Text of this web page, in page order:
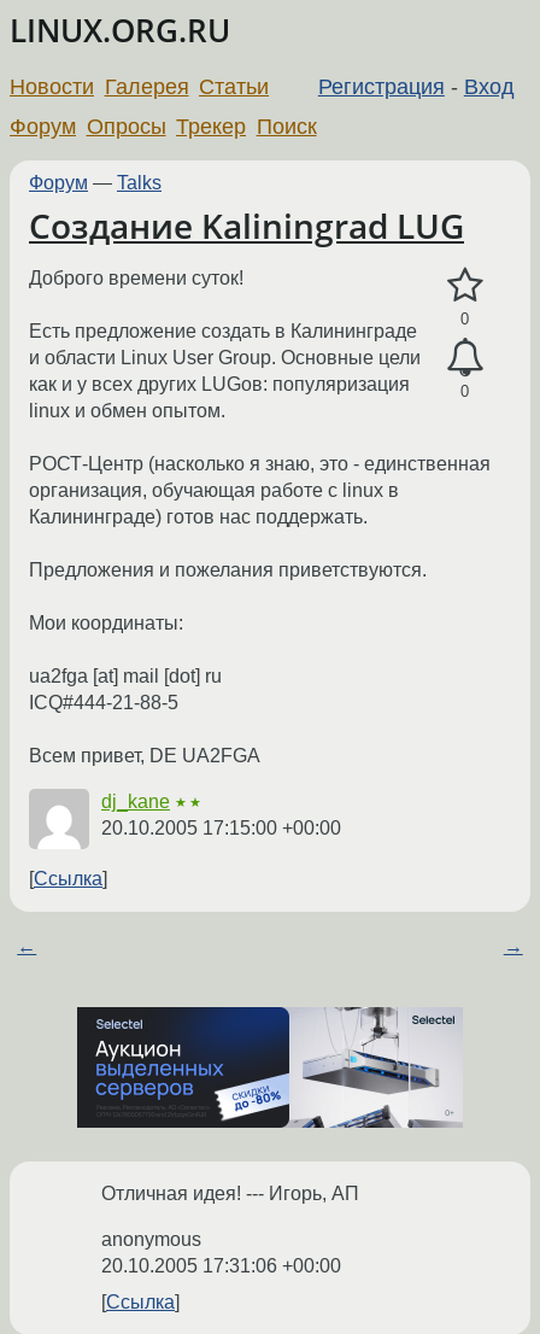
LINUX.ORG.RU
Регистрация - Вход
Новости Галерея Статьи
Форум Опросы Трекер Поиск
Форум — Talks
Создание Kaliningrad LUG
0
0
Доброго времени суток!
Есть предложение создать в Калининграде
и области Linux User Group. Основные цели
как и у всех других LUGов: популяризация
linux и обмен опытом.
РОСТ-Центр (насколько я знаю, это - единственная
организация, обучающая работе с linux в
Калининграде) готов нас поддержать.
Предложения и пожелания приветствуются.
Мои координаты:
ua2fga [at] mail [dot] ru
ICQ#444-21-88-5
Всем привет, DE UA2FGA
dj_kane ★★
20.10.2005 17:15:00 +00:00
Ссылка
← →
Отличная идея! --- Игорь, АП
anonymous
20.10.2005 17:31:06 +00:00
Ссылка